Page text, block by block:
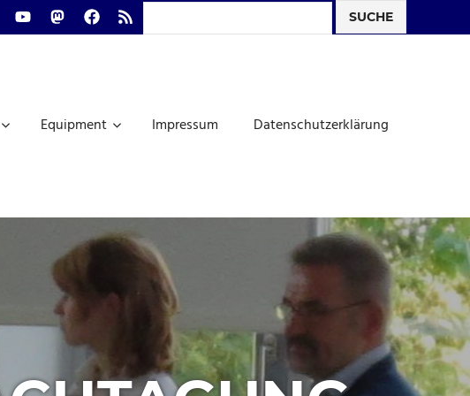
YoutubeMastodonFacebook
RSS-
Feed
Search
Equipment Impressum Datenschutzerklärung